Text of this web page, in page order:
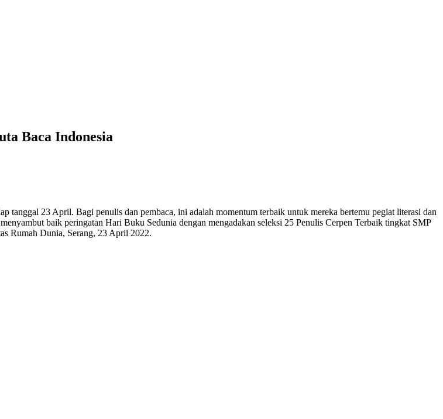
Baca Indonesia
23 April. Bagi penulis dan pembaca, ini adalah momentum terbaik untuk mereka bertemu pegiat literasi dan
baik peringatan Hari Buku Sedunia dengan mengadakan seleksi 25 Penulis Cerpen Terbaik tingkat SMP
Rumah Dunia, Serang, 23 April 2022.